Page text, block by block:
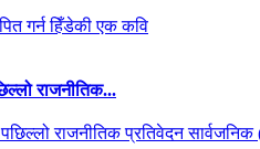
राजनीतिक...